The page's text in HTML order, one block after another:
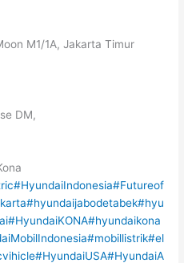
M1/1A, Jakarta Timur
DM,
#HyundaiIndonesia#Futureof
#hyundaijabodetabek#hyu
#HyundaiKONA#hyundaikona
#mobillistrik#el
#HyundaiUSA#HyundaiA